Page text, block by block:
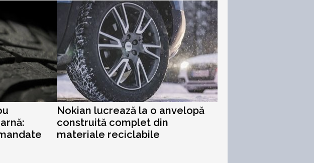
Nokian lucrează la o anvelopă
construită complet din
materiale reciclabile